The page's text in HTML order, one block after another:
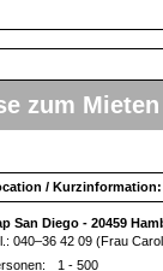
zum
/ Kurzinformation:
San Diego - 20459
040–36 42 09 (Frau
1 - 500